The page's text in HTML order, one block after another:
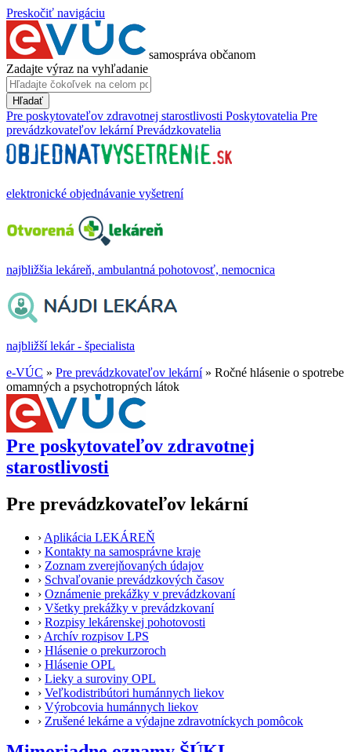
Preskočiť navigáciu
samospráva občanom
Zadajte výraz na vyhľadanie
Hľadať
Pre poskytovateľov zdravotnej starostlivosti Poskytovatelia Pre
prevádzkovateľov lekární Prevádzkovatelia
elektronické objednávanie vyšetrení
najbližšia lekáreň, ambulantná pohotovosť, nemocnica
najbližší lekár - špecialista
e-VÚC » Pre prevádzkovateľov lekární» Ročné hlásenie o spotrebe
omamných a psychotropných látok
Pre poskytovateľov zdravotnej
starostlivosti
Pre prevádzkovateľov lekární
› Aplikácia LEKÁREŇ
› Kontakty na samosprávne kraje
› Zoznam zverejňovaných údajov
› Schvaľovanie prevádzkových časov
› Oznámenie prekážky v prevádzkovaní
› Všetky prekážky v prevádzkovaní
› Rozpisy lekárenskej pohotovosti
› Archív rozpisov LPS
› Hlásenie o prekurzoroch
› Hlásenie OPL
› Lieky a suroviny OPL
› Veľkodistribútori humánnych liekov
› Výrobcovia humánnych liekov
› Zrušené lekárne a výdajne zdravotníckych pomôcok